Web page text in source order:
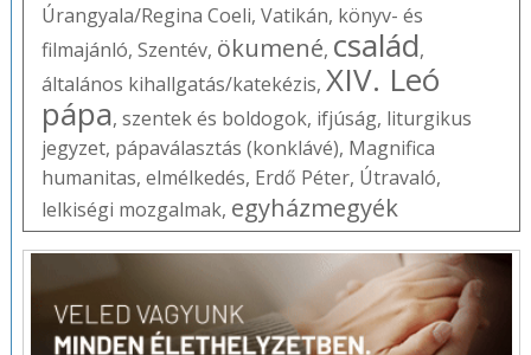
Úrangyala/Regina Coeli, Vatikán, könyv- és
filmajánló, Szentév, ökumené, család,
általános kihallgatás/katekézis, XIV. Leó
pápa, szentek és boldogok, ifjúság, liturgikus
jegyzet, pápaválasztás (konklávé), Magnifica
humanitas, elmélkedés, Erdő Péter, Útravaló,
lelkiségi mozgalmak, egyházmegyék